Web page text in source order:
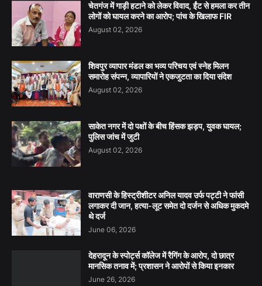
चेतगंज में गाड़ी हटाने को लेकर विवाद, ईंट से हमला कर तीन
लोगों को घायल करने का आरोप; पांच के खिलाफ FIR
August 02, 2026
शिवपुर व्यापार मंडल का भव्य परिचय एवं स्नेह मिलन
समारोह संपन्न, व्यापारियों ने एकजुटता का दिया संदेश
August 02, 2026
साकेत नगर में दो पक्षों के बीच हिंसक झड़प, युवक घायल;
पुलिस जांच में जुटी
August 02, 2026
वाराणसी के हिस्ट्रीशीटर अनिल यादव उर्फ पट्टी ने फांसी
लगाकर दी जान, हत्या-लूट समेत दो दर्जन से अधिक मुकदमे
थे दर्ज
June 06, 2026
देहरादून के स्पोर्ट्स कॉलेज में रैगिंग के आरोप, दो छात्र
मानसिक तनाव में; प्रशासन ने आरोपों से किया इनकार
June 26, 2026